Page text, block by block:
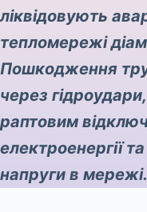
ліквідовують
тепломережі
Пошкодження
через
раптовим
електроенергії
напруги в мережі.